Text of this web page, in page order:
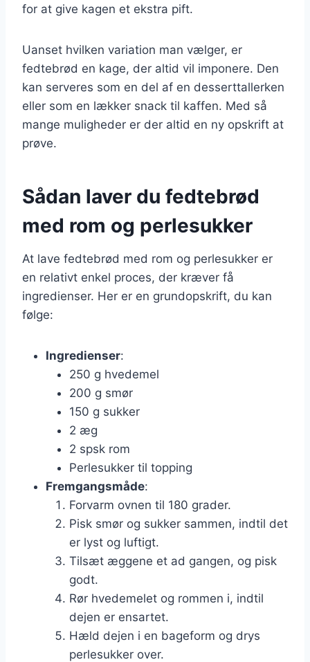
for at give kagen et ekstra pift.
Uanset hvilken variation man vælger, er
fedtebrød en kage, der altid vil imponere. Den
kan serveres som en del af en desserttallerken
eller som en lækker snack til kaffen. Med så
mange muligheder er der altid en ny opskrift at
prøve.
Sådan laver du fedtebrød
med rom og perlesukker
At lave fedtebrød med rom og perlesukker er
en relativt enkel proces, der kræver få
ingredienser. Her er en grundopskrift, du kan
følge:
Ingredienser:
250 g hvedemel
200 g smør
150 g sukker
2 æg
2 spsk rom
Perlesukker til topping
Fremgangsmåde:
Forvarm ovnen til 180 grader.
Pisk smør og sukker sammen, indtil det
er lyst og luftigt.
Tilsæt æggene et ad gangen, og pisk
godt.
Rør hvedemelet og rommen i, indtil
dejen er ensartet.
Hæld dejen i en bageform og drys
perlesukker over.